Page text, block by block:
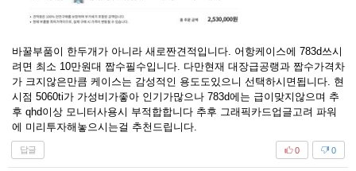
바꿀부품이 한두개가 아니라 새로짠견적입니다. 어항케이스에 783d쓰시
려면 최소 10만원대 짭수필수입니다. 다만현재 대장급공랭과 짭수가격차
가 크지않은만큼 케이스는 감성적인 용도도있으니 선택하시면됩니다. 현
시점 5060ti가 가성비가좋아 인기가많으나 783d에는 급이맞지않으며 추
후 qhd이상 모니터사용시 부적합합니다 추후 그래픽카드업글고려 파워
에 미리투자해놓으시는걸 추천드립니다.
답글 0
0